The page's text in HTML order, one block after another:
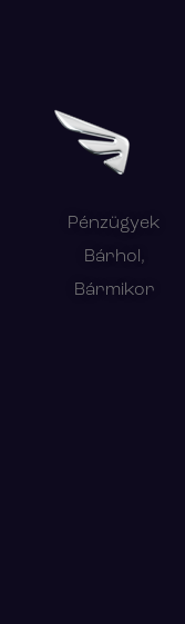
Pénzügyek
Bárhol,
Bármikor